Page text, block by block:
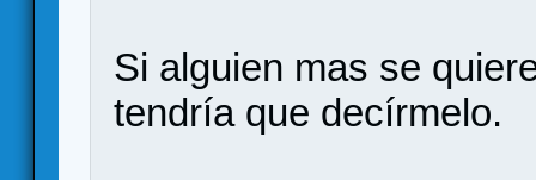
Si alguien mas se
tendría que decírmelo.